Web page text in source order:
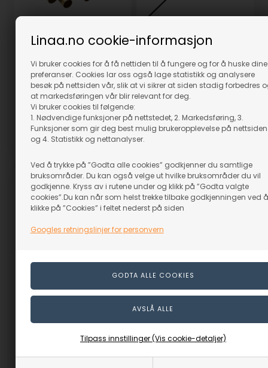
Linaa.no cookie-informasjon
Vi bruker cookies for å få nettiden til å fungere og for å huske dine
preferanser. Cookies lar oss også lage statistikk og analysere
besøk på nettsiden vår, slik at vi sikrer at siden stadig forbedres
at markedsføringen vår blir relevant for deg.
Vi bruker cookies til følgende:
1. Nødvendige funksjoner på nettstedet, 2. Markedsføring, 3.
Funksjoner som gir deg best mulig brukeropplevelse på nettsiden
og 4. Statistikk og nettanalyser.
Ved å trykke på ”Godta alle cookies” godkjenner du samtlige
bruksområder. Du kan også velge ut hvilke bruksområder du vil
godkjenne. Kryss av i rutene under og klikk på ”Godta valgte
cookies”.Du kan når som helst trekke tilbake godkjenningen ved å
klikke på ”Cookies” i feltet nederst på siden
Googles retningslinjer for personvern
Tilpass innstillinger (Vis cookie-detaljer)
Messingrør 7 mm - 10 stk
På lager
209,00NOK
(inkl. mva)
Evt. leveringskostnader
Pepperkvern innmat
TUCAN 360 mm
På lager
129,00NOK
(inkl. mva)
Pepperkvern innmat
På lager
NOK
Pizzaskjærer
79,00NOK